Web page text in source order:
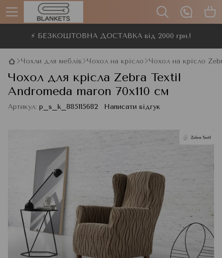
⚡ БЕЗКОШТОВНА ДОСТАВКА від 2000 грн.!
Чохли для меблів Чохол на крісло Чохол на крісло
Чохол для крісла Zebra Textil
Andromeda maron 70x110 см
Артикул: p_s_k_885115682 Написати відгук